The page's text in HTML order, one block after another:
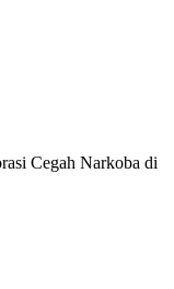
Cegah Narkoba di